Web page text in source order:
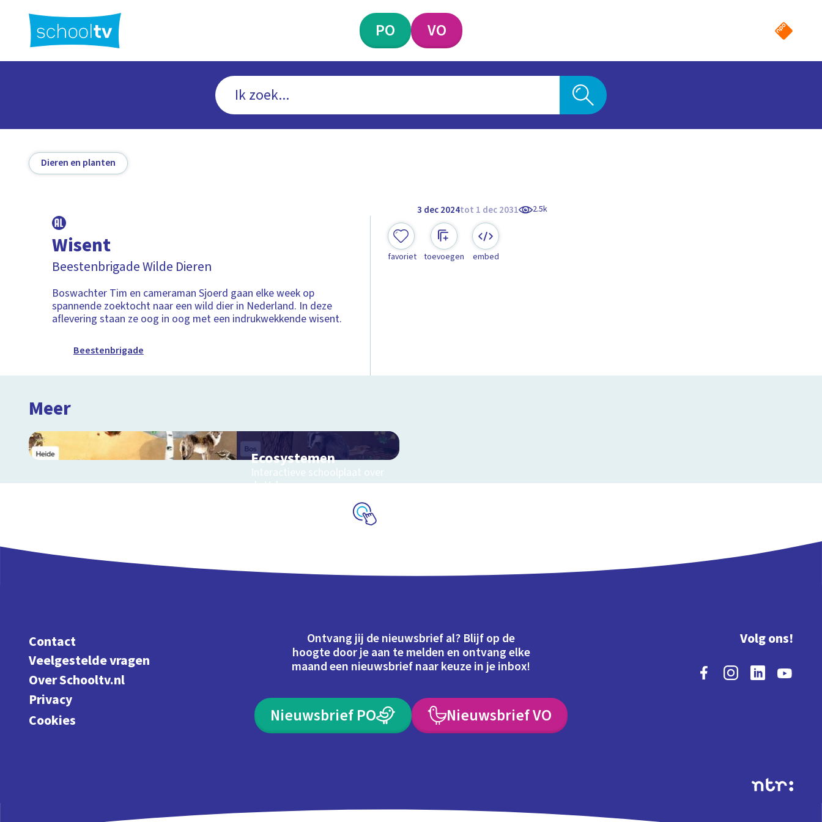
hoofdinhoud
PO VO
Dieren en planten
3 dec 2024tot 1 dec 2031 2.5k
Wisent
Beestenbrigade Wilde Dieren
Boswachter Tim en cameraman Sjoerd gaan elke week op
spannende zoektocht naar een wild dier in Nederland. In deze
aflevering staan ze oog in oog met een indrukwekkende wisent.
Beestenbrigade
favoriet toevoegen embed
Meer
Ecosystemen
Interactieve schoolplaat over
de Veluwe
Contact
Veelgestelde vragen
Over Schooltv.nl
Privacy
Cookies
Ontvang jij de nieuwsbrief al? Blijf op de
hoogte door je aan te melden en ontvang elke
maand een nieuwsbrief naar keuze in je inbox!
Nieuwsbrief PO Nieuwsbrief VO
Volg ons!